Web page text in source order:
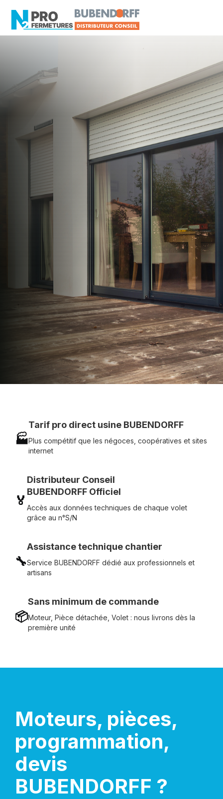
Distributeur en volets
roulants Delta Dore
La Chapelle-Basse-Mer
Artisan, Menuisier, TPE ou PME proche de La
Chapelle-Basse-Mer ?
N2PRO Fermetures est votre référent Distributeur
en volets roulants Delta Dore officiel pour vous
apporter : Tarifs directs usines sans minimum
d'achat - Assistance technique chantier et
service réactif avec simplicité.
07 83 35 69 17
MON DEVIS MOTEUR
Voir tous nos produits
🏭
Tarif pro direct usine BUBENDORFF
Plus compétitif que les négoces, coopératives et sites
internet
🏅
Distributeur Conseil
BUBENDORFF Officiel
Accès aux données techniques de chaque volet
grâce au n°S/N
🔧
Assistance technique chantier
Service BUBENDORFF dédié aux professionnels et
artisans
📦
Sans minimum de commande
Moteur, Pièce détachée, Volet : nous livrons dès la
première unité
Moteurs, pièces,
programmation,
devis
BUBENDORFF ?